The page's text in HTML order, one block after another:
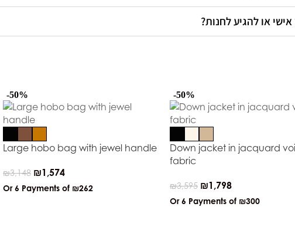
או להגיע לחנות?
-50%
Large hobo bag with jewel handle
₪3,148 ₪1,574
Or 6 Payments of ₪262
-50%
Down jacket in jacquard
fabric
₪3,595 ₪1,798
Or 6 Payments of ₪300